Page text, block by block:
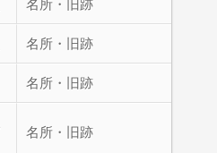
名所・旧跡
名所・旧跡
名所・旧跡
名所・旧跡